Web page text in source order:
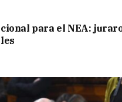
para el NEA: